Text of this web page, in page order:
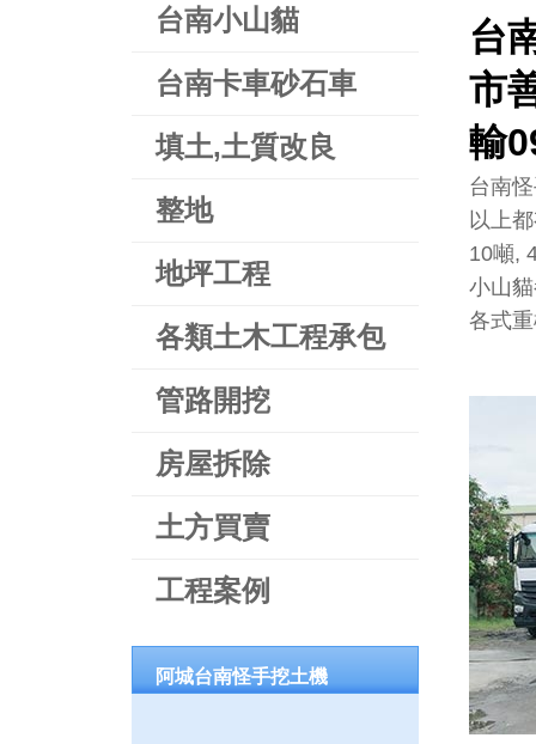
台南小山貓
台南卡車砂石車
填土,土質改良
整地
地坪工程
各類土木工程承包
管路開挖
房屋拆除
土方買賣
工程案例
阿城台南怪手挖土機
台
市
輸
台南
以上
10噸,
小山
各式